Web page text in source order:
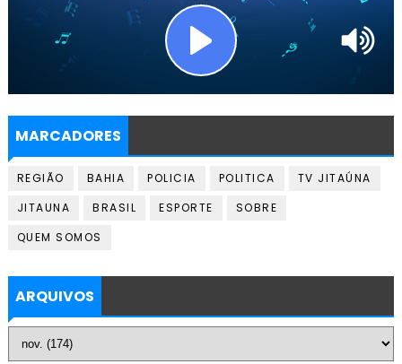
MARCADORES
REGIÃO BAHIA POLICIA POLITICA
TV JITAÚNA
JITAUNA
BRASIL ESPORTE
SOBRE
QUEM SOMOS
ARQUIVOS